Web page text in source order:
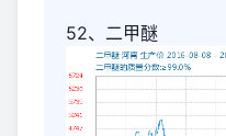
52、二甲醚